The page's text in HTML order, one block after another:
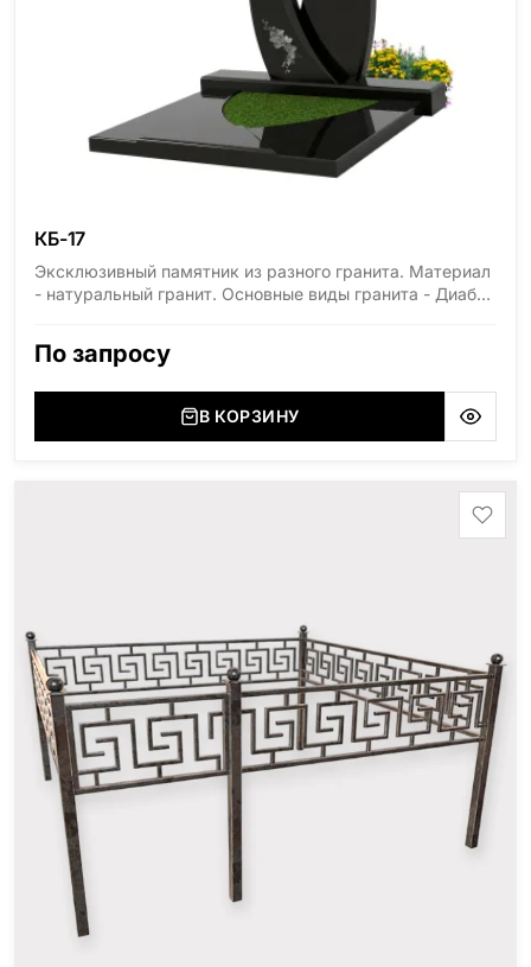
КБ-17
Эксклюзивный памятник из разного гранита. Материал
- натуральный гранит. Основные виды гранита - Диабаз
(Украина, Житомерская область), Лабродарит
(Украина, Житомерская область), Сюксюансаари
(Россия, Карелия), Амфиболит (Россия, Мурманская
По запросу
В КОРЗИНУ